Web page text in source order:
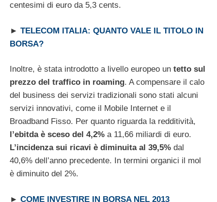
centesimi di euro da 5,3 cents.
► TELECOM ITALIA: QUANTO VALE IL TITOLO IN
BORSA?
Inoltre, è stata introdotto a livello europeo un tetto sul
prezzo del traffico in roaming. A compensare il calo
del business dei servizi tradizionali sono stati alcuni
servizi innovativi, come il Mobile Internet e il
Broadband Fisso. Per quanto riguarda la redditività,
l’ebitda è sceso del 4,2% a 11,66 miliardi di euro.
L’incidenza sui ricavi è diminuita al 39,5% dal
40,6% dell’anno precedente. In termini organici il mol
è diminuito del 2%.
► COME INVESTIRE IN BORSA NEL 2013